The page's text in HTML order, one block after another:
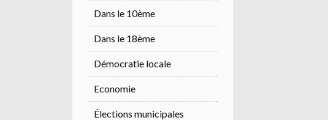
Dans le 10ème
Dans le 18ème
Démocratie locale
Economie
Élections municipales